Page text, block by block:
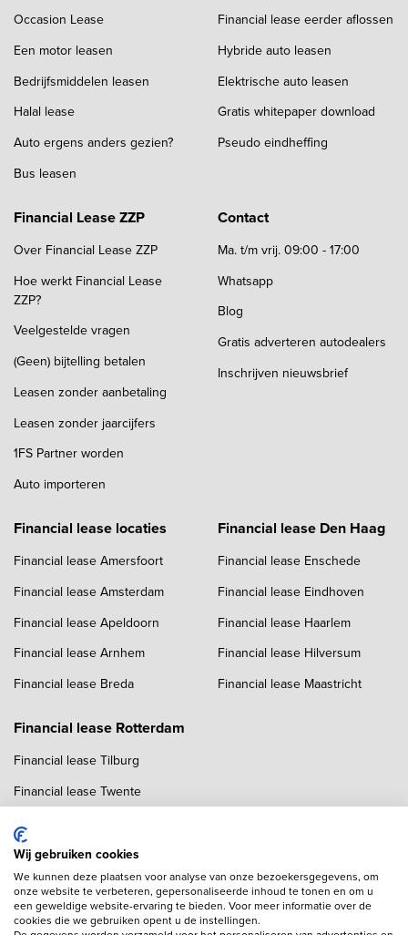
Occasion Lease
Een motor leasen
Bedrijfsmiddelen leasen
Halal lease
Auto ergens anders gezien?
Bus leasen
Financial lease eerder aflossen
Hybride auto leasen
Elektrische auto leasen
Gratis whitepaper download
Pseudo eindheffing
Financial Lease ZZP
Over Financial Lease ZZP
Hoe werkt Financial Lease
ZZP?
Veelgestelde vragen
(Geen) bijtelling betalen
Leasen zonder aanbetaling
Leasen zonder jaarcijfers
1FS Partner worden
Auto importeren
Contact
Ma. t/m vrij. 09:00 - 17:00
Whatsapp
Blog
Gratis adverteren autodealers
Inschrijven nieuwsbrief
Financial lease locaties
Financial lease Amersfoort
Financial lease Amsterdam
Financial lease Apeldoorn
Financial lease Arnhem
Financial lease Breda
Financial lease Den Haag
Financial lease Enschede
Financial lease Eindhoven
Financial lease Haarlem
Financial lease Hilversum
Financial lease Maastricht
Financial lease Rotterdam
Financial lease Tilburg
Financial lease Twente
Financial lease Utrecht
Financial lease Zwolle
Wij gebruiken cookies
We kunnen deze plaatsen voor analyse van onze bezoekersgegevens, om
onze website te verbeteren, gepersonaliseerde inhoud te tonen en om u
een geweldige website-ervaring te bieden. Voor meer informatie over de
cookies die we gebruiken opent u de instellingen.